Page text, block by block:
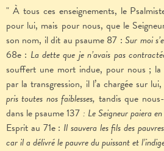
" À tous ces enseignements, le
pour lui, mais pour nous, que le
son nom, il dit au psaume 87 :Sur moi
68e : La dette que je n’avais pas
souffert une mort indue, pour nous ; la
par la transgression, il l’a chargée sur
pris toutes nos faiblesses, tandis que
dans le psaume 137 : Le Seigneur paiera
Esprit au 71e : Il sauvera les fils des
car il a délivré le pauvre du puissant et